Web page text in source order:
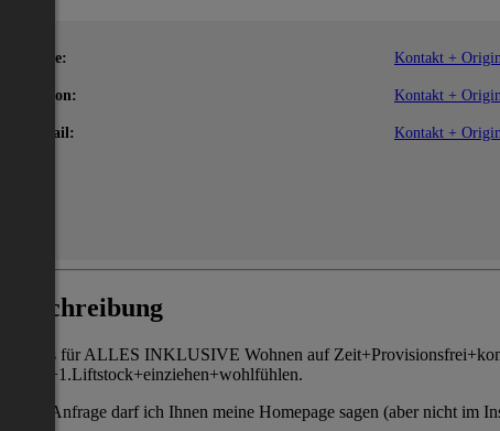
Name: Kontakt +
Telefon: Kontakt +
E-Mail: Kontakt +
Beschreibung
1 Preis für ALLES INKLUSIVE Wohnen auf
privat+1.Liftstock+einziehen+wohlfühlen.
Nach Anfrage darf ich Ihnen meine Homepage sagen (aber nicht im